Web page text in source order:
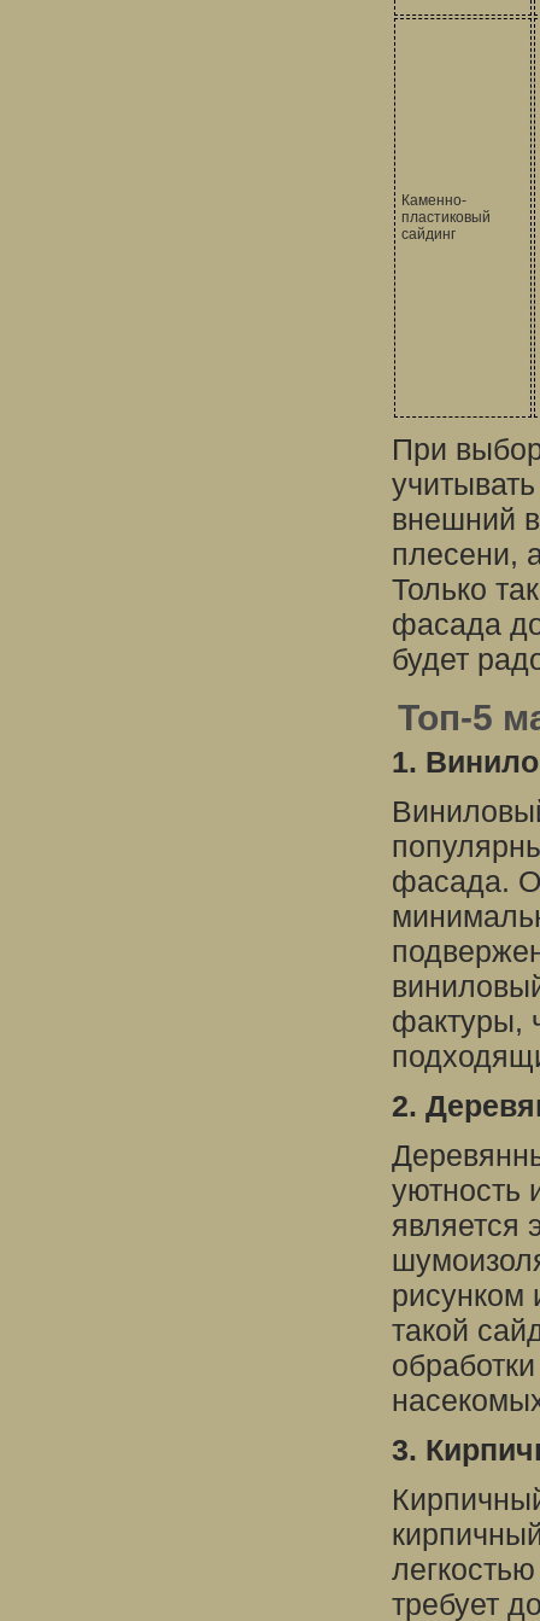
Каменно-
пластиковый
сайдинг
При
внешний
плесени,
Только
фасада
будет
Топ-5
1.
фасада.
фактуры,
2.
уютность
является
рисунком
такой
3.
требует